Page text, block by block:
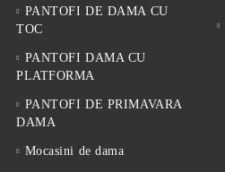
PANTOFI DE DAMA CU
TOC
PANTOFI DAMA CU
PLATFORMA
PANTOFI DE PRIMAVARA
DAMA
Mocasini de dama